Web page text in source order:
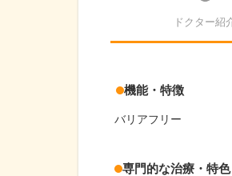
ドクター紹
機能・特徴
バリアフリー
専門的な治療・特色